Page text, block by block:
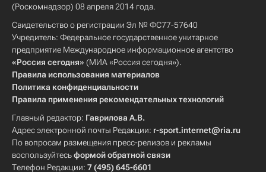
(Роскомнадзор) 08 апреля 2014 года.
Свидетельство о регистрации Эл № ФС77-57640
Учредитель: Федеральное государственное унитарное
предприятие Международное информационное агентство
«Россия сегодня» (МИА «Россия сегодня»).
Правила использования материалов
Политика конфиденциальности
Правила применения рекомендательных технологий
Главный редактор: Гаврилова А.В.
Адрес электронной почты Редакции: r-sport.internet@ria.ru
По вопросам размещения пресс-релизов и рекламы
воспользуйтесьформой обратной связи
Телефон Редакции: 7 (495) 645-6601